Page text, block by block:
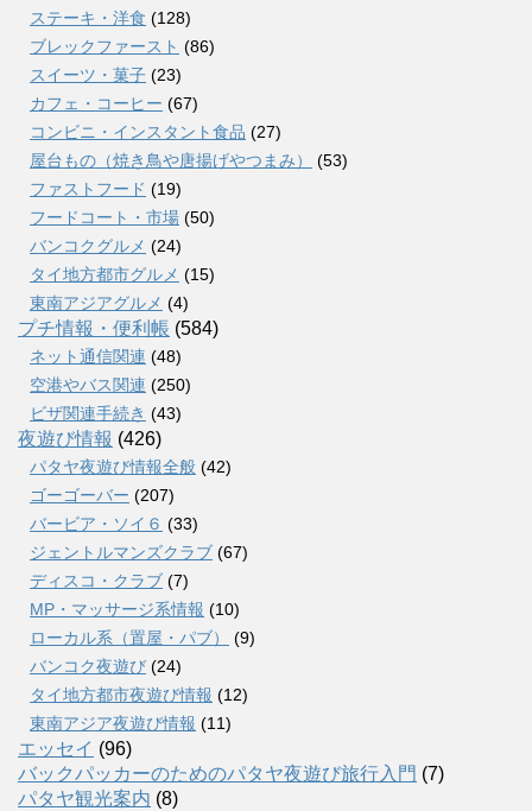
ステーキ・洋食 (128)
ブレックファースト (86)
スイーツ・菓子 (23)
カフェ・コーヒー (67)
コンビニ・インスタント食品 (27)
屋台もの（焼き鳥や唐揚げやつまみ）
(53)
ファストフード (19)
フードコート・市場 (50)
バンコクグルメ (24)
タイ地方都市グルメ (15)
東南アジアグルメ (4)
プチ情報・便利帳 (584)
ネット通信関連 (48)
空港やバス関連 (250)
ビザ関連手続き (43)
夜遊び情報 (426)
パタヤ夜遊び情報全般 (42)
ゴーゴーバー (207)
バービア・ソイ６ (33)
ジェントルマンズクラブ (67)
ディスコ・クラブ (7)
MP・マッサージ系情報 (10)
ローカル系（置屋・パブ）
(9)
バンコク夜遊び (24)
タイ地方都市夜遊び情報 (12)
東南アジア夜遊び情報 (11)
エッセイ (96)
バックパッカーのためのパタヤ夜遊び旅行入門 (7)
パタヤ観光案内 (8)